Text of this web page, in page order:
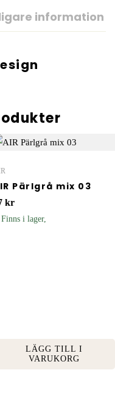
information
Pärlgrå mix 03
kr
Finns i lager,
LÄGG TILL I
VARUKORG